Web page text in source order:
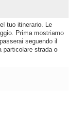
tuo itinerario. Le
Prima mostriamo
seguendo il
particolare strada o